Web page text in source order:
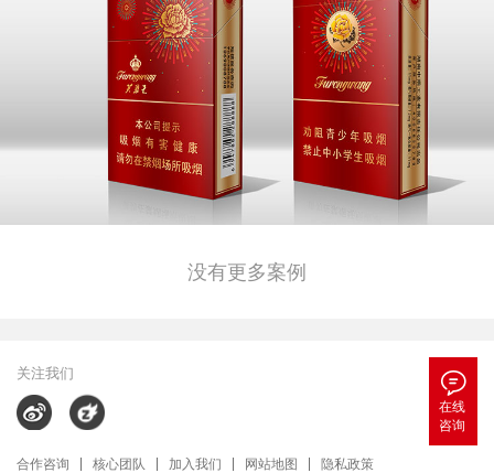
没有更多案例
关注我们
合作咨询 核心团队 加入我们 网站地图 隐私政策

在线
咨询